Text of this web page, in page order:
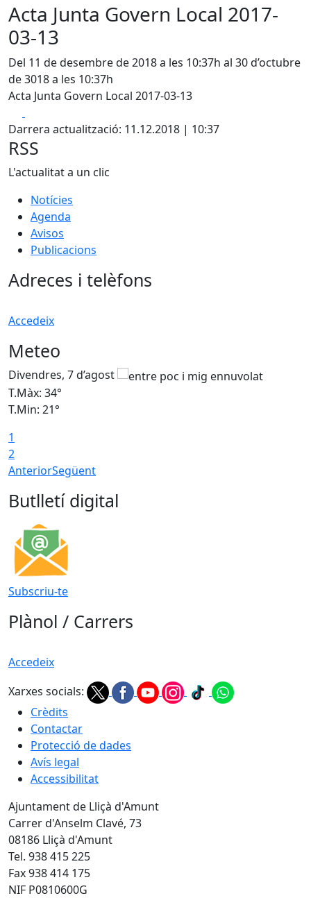
Acta Junta Govern Local 2017-
03-13
Del 11 de desembre de 2018 a les 10:37h al 30 d’octubre
de 3018 a les 10:37h
Acta Junta Govern Local 2017-03-13
Darrera actualització: 11.12.2018 | 10:37
RSS
L'actualitat a un clic
Notícies
Agenda
Avisos
Publicacions
Adreces i telèfons
Accedeix
Meteo
Divendres, 7 d’agost
T.Màx: 34°
T.Min: 21°
1
2
AnteriorSegüent
Butlletí digital
Subscriu-te
Plànol / Carrers
Accedeix
Xarxes socials:
Crèdits
Contactar
Protecció de dades
Avís legal
Accessibilitat
Ajuntament de Lliçà d'Amunt
Carrer d'Anselm Clavé, 73
08186 Lliçà d'Amunt
Tel. 938 415 225
Fax 938 414 175
NIF P0810600G